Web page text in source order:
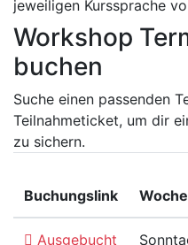
jeweiligen Kurssprache
Workshop
buchen
Suche einen passenden
Teilnahmeticket, um dir
zu sichern.
Buchungslink
Ausgebucht